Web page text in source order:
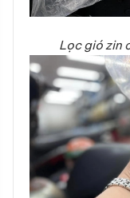
Lọc gió zin